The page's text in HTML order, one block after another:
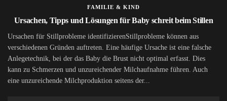
FAMILIE & KIND
Ursachen, Tipps und Lösungen für Baby schreit beim Stillen
Ursachen für Stillprobleme identifizierenStillprobleme können aus
verschiedenen Gründen auftreten. Eine häufige Ursache ist eine falsche
Anlegetechnik, bei der das Baby die Brust nicht optimal erfasst. Dies
kann zu Schmerzen und unzureichender Milchaufnahme führen. Auch
eine unzureichende Milchproduktion seitens der...